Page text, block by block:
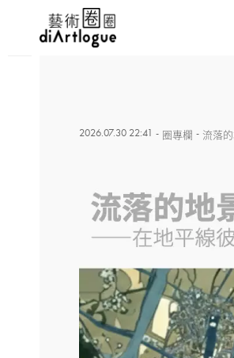
2026.07.30 22:41 - 圈專欄 - 流落